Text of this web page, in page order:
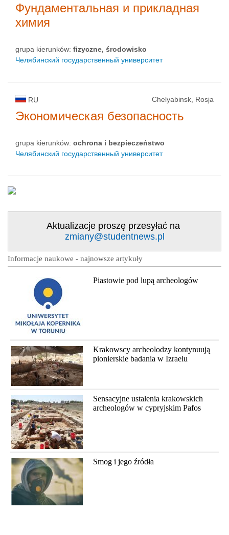
Фундаментальная и прикладная
химия
grupa kierunków: fizyczne, środowisko
Челябинский государственный университет
RU Chelyabinsk, Rosja
Экономическая безопасность
grupa kierunków: ochrona i bezpieczeństwo
Челябинский государственный университет
Aktualizacje proszę przesyłać na
zmiany@studentnews.pl
Informacje naukowe - najnowsze artykuły
Piastowie pod lupą archeologów
Krakowscy archeolodzy kontynuują
pionierskie badania w Izraelu
Sensacyjne ustalenia krakowskich
archeologów w cypryjskim Pafos
Smog i jego źródła